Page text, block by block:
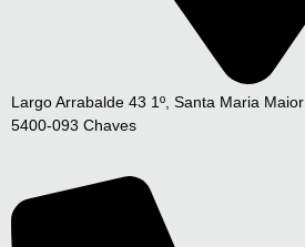
Largo Arrabalde 43 1º, Santa Maria Maior
5400-093 Chaves